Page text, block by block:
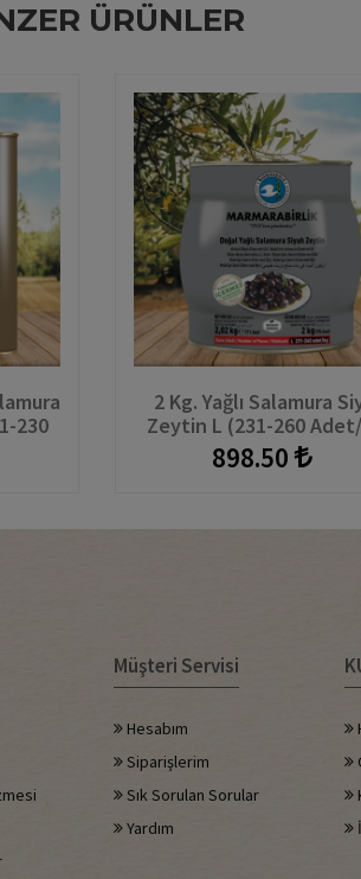
ÜRÜNLER
230
2 Kg. Yağlı Salamura
Zeytin L (231-260
Teneke
898.50
Müşteri Servisi
Hesabım
Siparişlerim
Sık Sorulan Sorular
Yardım